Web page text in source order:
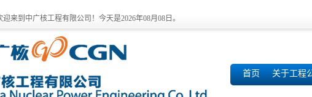
迎来到中广核工程有限公司！今天是2026年08月08日。
首页 关于工程